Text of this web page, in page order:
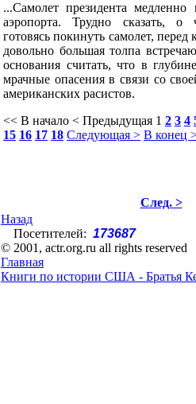
...Самолет президента
аэропорта. Трудно сказать,
готовясь покинуть самолет, перед
довольно большая толпа
основания считать, что в
мрачные опасения в связи со
американских расистов.
<< В начало < Предыдущая 1 2 3 4
15 16 17 18 Следующая > В конец
След. >
Назад
Посетителей: 173687
© 2001, actr.org.ru all rights reserved
Главная
Книги по истории США - Братья